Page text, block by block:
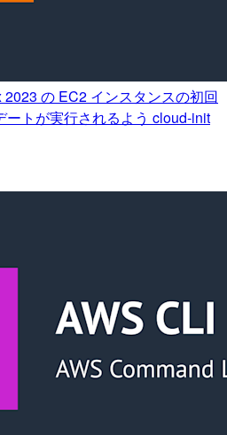
2023 の EC2 インスタンスの初回
ートが実行されるよう cloud-init